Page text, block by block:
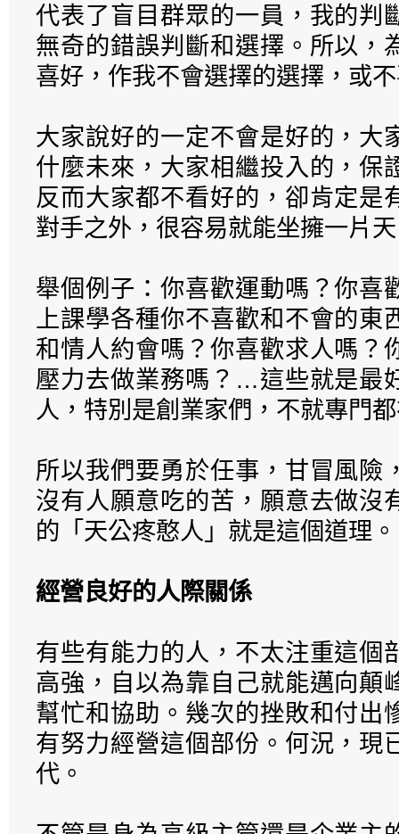
代表了盲目群眾的一員，我的判
無奇的錯誤判斷和選擇。所以，
喜好，作我不會選擇的選擇，或
大家說好的一定不會是好的，大
什麼未來，大家相繼投入的，保
反而大家都不看好的，卻肯定是
對手之外，很容易就能坐擁一片
舉個例子：你喜歡運動嗎？你喜
上課學各種你不喜歡和不會的
和情人約會嗎？你喜歡求人嗎？
壓力去做業務嗎？…這些就是最
人，特別是創業家們，不就專門
所以我們要勇於任事，甘冒風險
沒有人願意吃的苦，願意去做沒
的「天公疼憨人」就是這個道理。
經營良好的人際關係
有些有能力的人，不太注重這個
高強，自以為靠自己就能邁向顛
幫忙和協助。幾次的挫敗和付出
有努力經營這個部份。何況，現
代。